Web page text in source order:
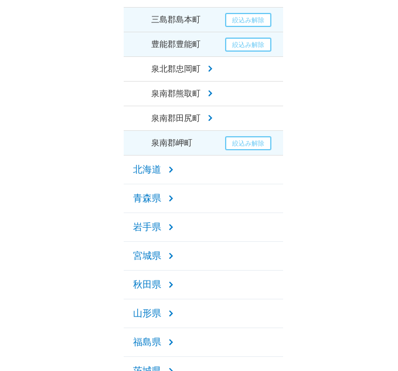
三島郡島本町
豊能郡豊能町
泉北郡忠岡町
泉南郡熊取町
泉南郡田尻町
泉南郡岬町
北海道
青森県
岩手県
宮城県
秋田県
山形県
福島県